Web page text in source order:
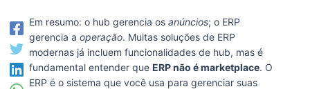
Em resumo: o hub gerencia os anúncios; o ERP
gerencia a operação. Muitas soluções de ERP
modernas já incluem funcionalidades de hub, mas é
fundamental entender que ERP não é marketplace. O
ERP é o sistema que você usa para gerenciar suas